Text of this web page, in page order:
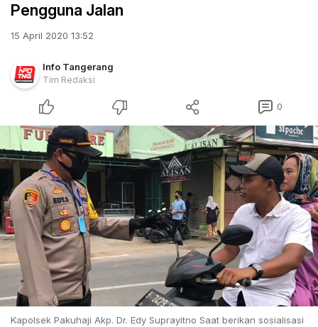
Pengguna Jalan
15 April 2020 13:52
Info Tangerang
Tim Redaksi
0
Kapolsek Pakuhaji Akp. Dr. Edy Suprayitno Saat berikan sosialisasi